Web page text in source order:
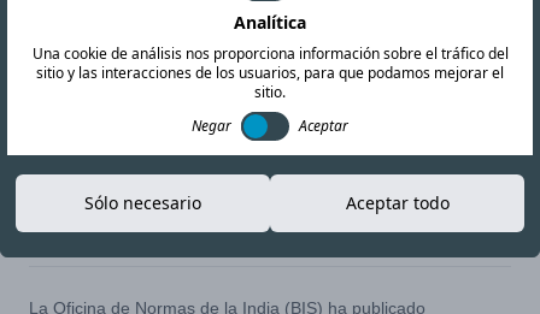
La Oficina de Normas de la India (BIS) ha publicado
Analítica
Una cookie de análisis nos proporciona información sobre el tráfico del
sitio y las interacciones de los usuarios, para que podamos mejorar el
sitio.
Negar
Aceptar
Sólo necesario Aceptar todo